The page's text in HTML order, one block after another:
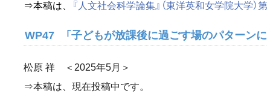
⇒本稿は、
『人文社会科学論集』（東洋英和女学院大学）
WP47 「子どもが放課後に過ごす場のパターン
松原 祥 ＜2025年5月＞
⇒本稿は、現在投稿中です。